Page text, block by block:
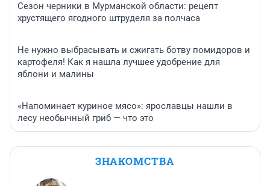
Сезон черники в Мурманской области: рецепт
хрустящего ягодного штруделя за полчаса
Не нужно выбрасывать и сжигать ботву помидоров и
картофеля! Как я нашла лучшее удобрение для
яблони и малины
«Напоминает куриное мясо»: ярославцы нашли в
лесу необычный гриб — что это
ЗНАКОМСТВА